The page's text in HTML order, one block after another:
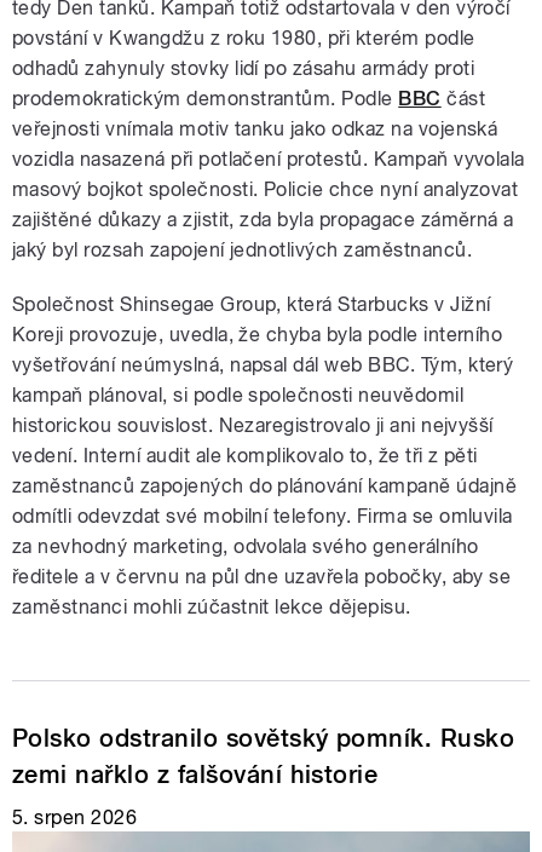
tedy Den tanků. Kampaň totiž odstartovala v den výročí
povstání v Kwangdžu z roku 1980, při kterém podle
odhadů zahynuly stovky lidí po zásahu armády proti
prodemokratickým demonstrantům. Podle BBC část
veřejnosti vnímala motiv tanku jako odkaz na vojenská
vozidla nasazená při potlačení protestů. Kampaň vyvolala
masový bojkot společnosti. Policie chce nyní analyzovat
zajištěné důkazy a zjistit, zda byla propagace záměrná a
jaký byl rozsah zapojení jednotlivých zaměstnanců.
Společnost Shinsegae Group, která Starbucks v Jižní
Koreji provozuje, uvedla, že chyba byla podle interního
vyšetřování neúmyslná, napsal dál web BBC. Tým, který
kampaň plánoval, si podle společnosti neuvědomil
historickou souvislost. Nezaregistrovalo ji ani nejvyšší
vedení. Interní audit ale komplikovalo to, že tři z pěti
zaměstnanců zapojených do plánování kampaně údajně
odmítli odevzdat své mobilní telefony. Firma se omluvila
za nevhodný marketing, odvolala svého generálního
ředitele a v červnu na půl dne uzavřela pobočky, aby se
zaměstnanci mohli zúčastnit lekce dějepisu.
Polsko odstranilo sovětský pomník. Rusko
zemi nařklo z falšování historie
5. srpen 2026